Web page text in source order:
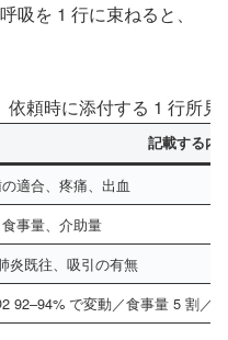
吸を 1 行に束ねると、
依頼時に添付する 1 行所見
記載する内
適合、疼痛、出血
事量、介助量
炎既往、吸引の有無
92–94% で変動／食事量 5 割／